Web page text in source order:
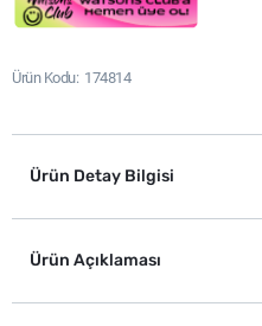
Ürün Kodu 174814
Ürün Detay Bilgisi
Ürün Açıklaması